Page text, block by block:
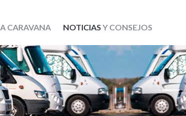
CARAVANA NOTICIAS Y CONSEJOS